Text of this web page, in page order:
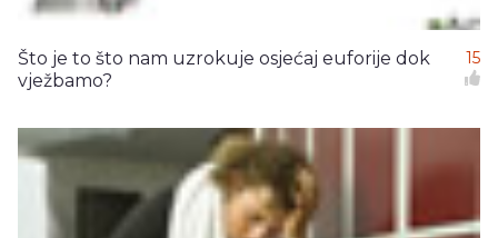
Što je to što nam uzrokuje osjećaj euforije dok
vježbamo?
15